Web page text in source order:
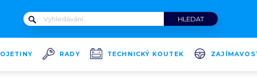
OJETINY RADY TECHNICKÝ KOUTEK